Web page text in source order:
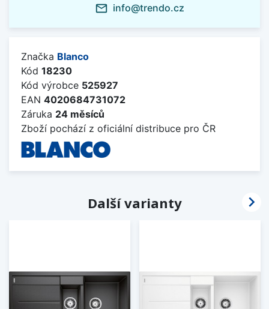
mail_outline info@trendo.cz
Značka Blanco
Kód 18230
Kód výrobce 525927
EAN 4020684731072
Záruka 24 měsíců
Zboží pochází z oficiální distribuce pro ČR
Další varianty 